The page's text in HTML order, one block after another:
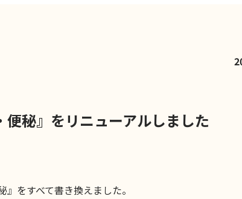
便秘』をリニューアルしました
をすべて書き換えました。